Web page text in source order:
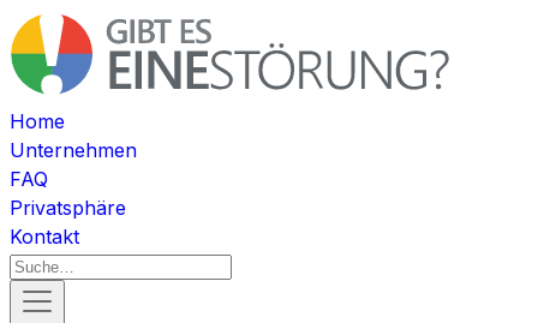
Home
Unternehmen
FAQ
Privatsphäre
Kontakt